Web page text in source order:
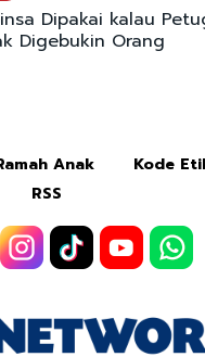
Dipakai kalau
Digebukin Orang
Anak Kode
RSS